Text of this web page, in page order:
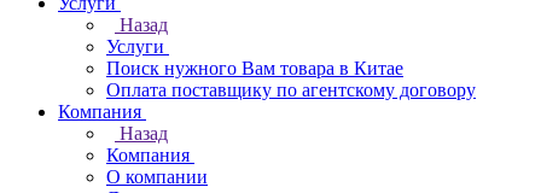
Назад
Услуги
Поиск нужного Вам товара в Китае
Оплата поставщику по агентскому договору
Компания
Назад
Компания
О компании